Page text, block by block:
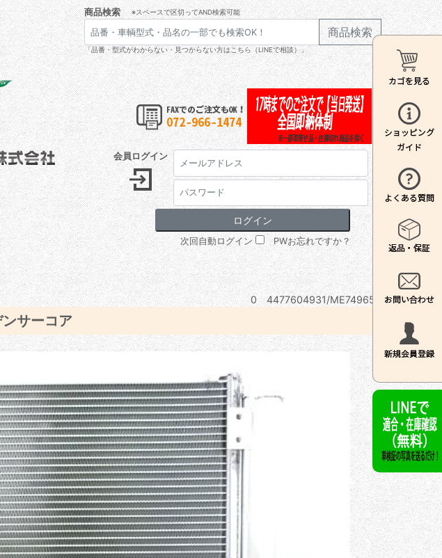
商品検索 ※スペースで区切ってAND検索可能
商品検索
「品番・型式がわからない・見つからない方はこちら（LINEで相談）」
会員ログイン
次回自動ログイン PWお忘れですか？
0 4477604931/ME749650
サーコア